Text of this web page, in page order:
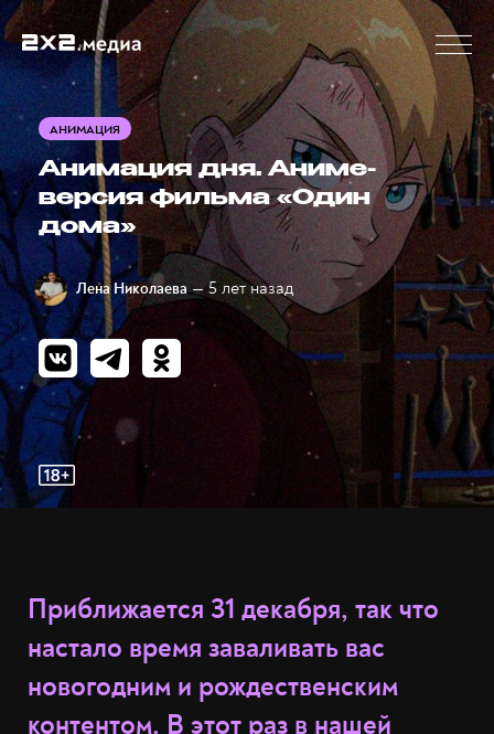
АНИМАЦИЯ
Анимация дня. Аниме-
версия фильма «Один
дома»
Лена Николаева — 5 лет назад
Приближается 31 декабря, так что
настало время заваливать вас
новогодним и рождественским
контентом. В этот раз в нашей